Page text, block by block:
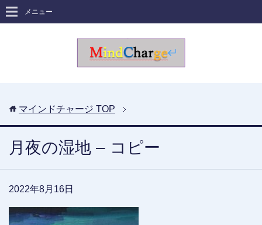
メニュー
マインドチャージ TOP
月夜の湿地 – コピー
2022年8月16日